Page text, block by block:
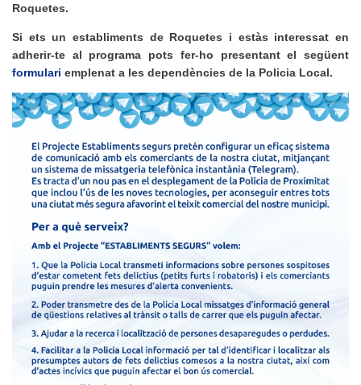
Roquetes.
Si ets un establiments de Roquetes i estàs interessat en
adherir-te al programa pots fer-ho presentant el següent
formulari emplenat a les dependències de la Policia Local.